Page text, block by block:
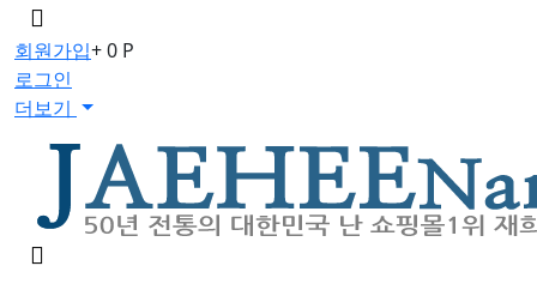
메
뉴
버
튼
회원가입+ 0 P
로그인
더보기
검